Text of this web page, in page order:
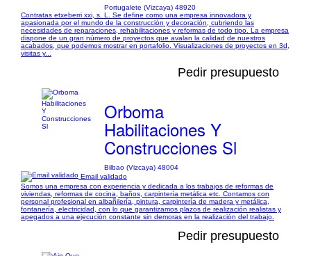
Portugalete (Vizcaya) 48920
Contratas etxeberri xxi, s. L. Se define como una empresa innovadora y
apasionada por el mundo de la construcción y decoración, cubriendo las
necesidades de reparaciones, rehabilitaciones y reformas de todo tipo. La empresa
dispone de un gran número de proyectos que avalan la calidad de nuestros
acabados, que podemos mostrar en portafolio. Visualizaciones de proyectos en 3d,
visitas y...
Pedir presupuesto
Orboma
Habilitaciones Y
Construcciones Sl
Bilbao (Vizcaya) 48004
Email validado
Somos una empresa con experiencia y dedicada a los trabajos de reformas de
viviendas, reformas de cocina, baños, carpintería metálica etc. Contamos con
personal profesional en albañilería, pintura, carpintería de madera y metálica,
fontanería, electricidad, con lo que garantizamos plazos de realización realistas y
apegados a una ejecución constante sin demoras en la realización del trabajo.
Pedir presupuesto